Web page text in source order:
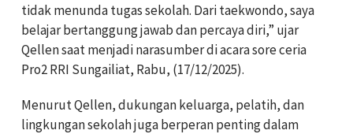
tidak menunda tugas sekolah. Dari taekwondo, saya
belajar bertanggung jawab dan percaya diri,” ujar
Qellen saat menjadi narasumber di acara sore ceria
Pro2 RRI Sungailiat, Rabu, (17/12/2025).
Menurut Qellen, dukungan keluarga, pelatih, dan
lingkungan sekolah juga berperan penting dalam